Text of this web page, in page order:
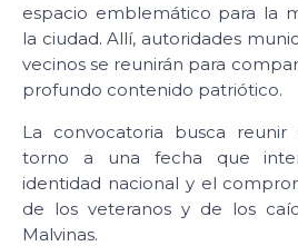
espacio emblemático para la
la ciudad. Allí, autoridades
vecinos se reunirán para
profundo contenido patriótico.
La convocatoria busca
torno a una fecha que
identidad nacional y el
de los veteranos y de los
Malvinas.